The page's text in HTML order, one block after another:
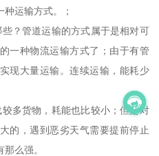
运输方式。；
？管道运输的方式属于是相对可
一种物流运输方式了；由于有管
现大量运输。连续运输，能耗少
多货物，耗能也比较小；但是对
的，遇到恶劣天气需要提前停止
么强。